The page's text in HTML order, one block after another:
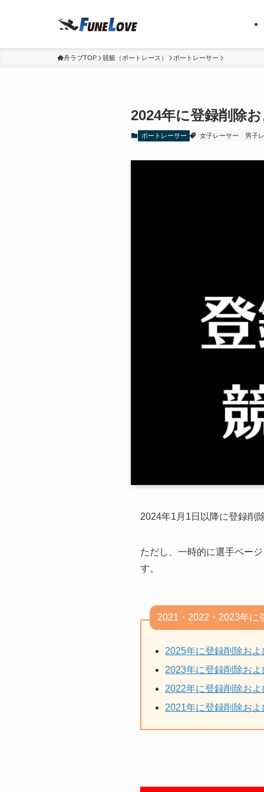
舟ラブTOP 競艇（ボートレース） ボートレーサー
2024年に登録削除
ボートレーサー 女子レーサー 男子
2024年1月1日以降に登録削
ただし、一時的に選手ペー
す。
2021・2022・2023年に
2025年に登録削除およ
2023年に登録削除およ
2022年に登録削除およ
2021年に登録削除およ